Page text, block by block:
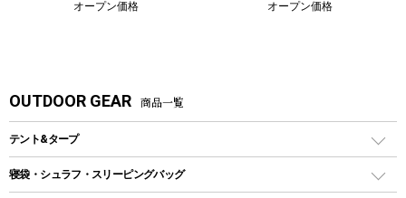
オープン価格
オープン価格
OUTDOOR GEAR 商品一覧
テント&タープ
テント
寝袋・シュラフ・スリーピングバッグ